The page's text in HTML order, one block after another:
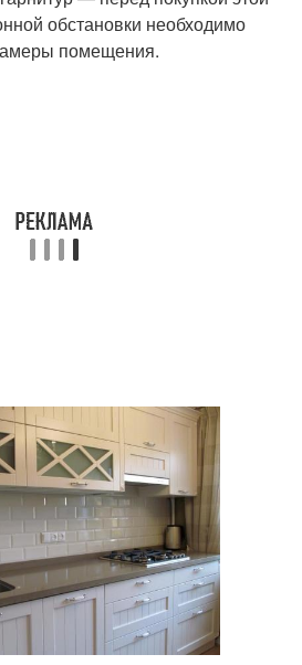
обстановки необходимо
помещения.